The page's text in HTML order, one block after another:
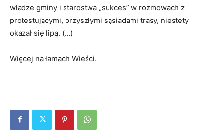
władze gminy i starostwa „sukces” w rozmowach z
protestującymi, przyszłymi sąsiadami trasy, niestety
okazał się lipą. (…)
Więcej na łamach Wieści.